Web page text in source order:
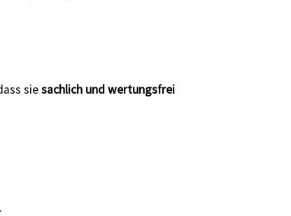
siesachlich und wertungsfrei